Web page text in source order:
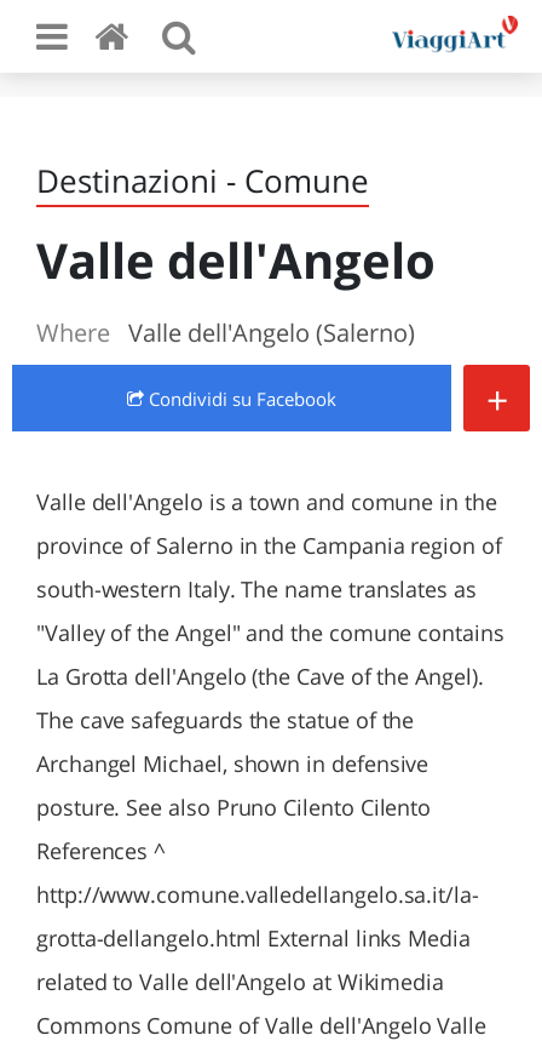
Destinazioni - Comune
Valle dell'Angelo
Where Valle dell'Angelo (Salerno)
Condividi su Facebook +
Valle dell'Angelo is a town and comune in the
province of Salerno in the Campania region of
south-western Italy. The name translates as
"Valley of the Angel" and the comune contains
La Grotta dell'Angelo (the Cave of the Angel).
The cave safeguards the statue of the
Archangel Michael, shown in defensive
posture. See also Pruno Cilento Cilento
References ^
http://www.comune.valledellangelo.sa.it/la-
grotta-dellangelo.html External links Media
related to Valle dell'Angelo at Wikimedia
Commons Comune of Valle dell'Angelo Valle